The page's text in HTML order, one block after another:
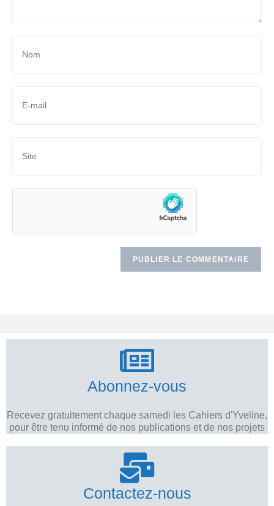
Abonnez-vous
Recevez gratuitement chaque samedi les Cahiers d'Yveline,
pour être tenu informé de nos publications et de nos projets
Contactez-nous